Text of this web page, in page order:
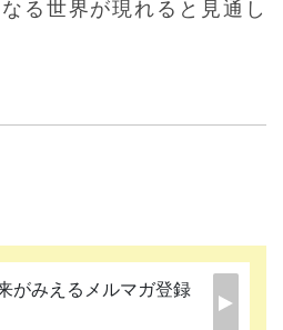
る世界が現れると見通し
がみえるメルマガ登録